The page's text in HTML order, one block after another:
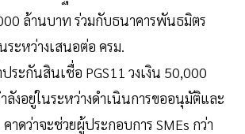
ล้านบาท ร่วมกับธนาคารพันธมิตร
ะหว่างเสนอต่อ ครม.
ประกันสินเชื่อ PGS11 วงเงิน 50,000
ลังอยู่ในระหว่างดำเนินการขออนุมัติและ
าดว่าจะช่วยผู้ประกอบการ SMEs กว่า